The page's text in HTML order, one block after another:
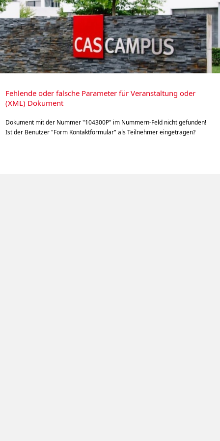
Fehlende oder falsche Parameter für Veranstaltung oder
(XML) Dokument
Dokument mit der Nummer "104300P" im Nummern-Feld nicht gefunden!
Ist der Benutzer "Form Kontaktformular" als Teilnehmer eingetragen?